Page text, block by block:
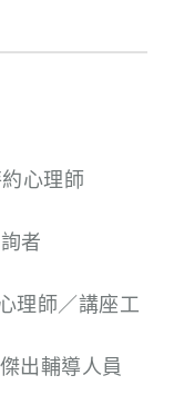
心理師
者
理師／講座工
出輔導人員